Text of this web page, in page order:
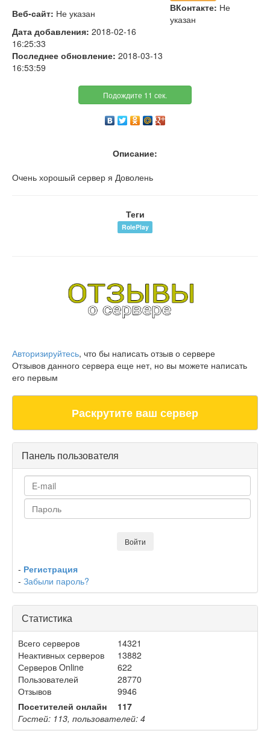
Веб-сайт: Не указан ВКонтакте: Не
указан
Дата добавления: 2018-02-16
16:25:33
Последнее обновление: 2018-03-13
16:53:59
Подождите 11 сек.
Описание:
Очень хорошый сервер я Доволень
Теги
RolePlay
Авторизируйтесь, что бы написать отзыв о сервере
Отзывов данного сервера еще нет, но вы можете написать
его первым
Раскрутите ваш сервер
Панель пользователя
- Регистрация
- Забыли пароль?
Статистика
Всего серверов
14321
Неактивных серверов
13882
Серверов Online
622
Пользователей
28770
Отзывов
9946
Посетителей онлайн
117
Гостей: 113, пользователей: 4